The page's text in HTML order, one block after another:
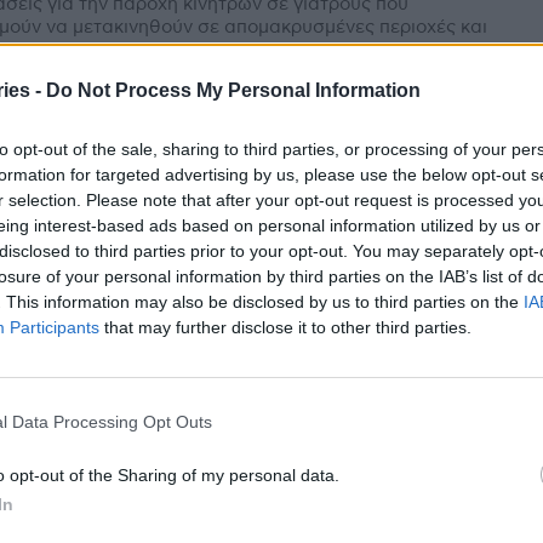
- Do Not Process My Personal Information
opt-out of the sale, sharing to third parties, or processing of your
for targeted advertising by us, please use the below opt-out
selection. Please note that after your opt-out request is processed
interest-based ads based on personal information utilized by us
to third parties prior to your opt-out. You may separately
of your personal information by third parties on the IAB’s list of
This information may also be disclosed by us to third parties on the
Participants that may further disclose it to other third parties.
Data Processing Opt Outs
opt-out of the Sharing of my personal data.
για την παροχή κινήτρων σε γιατρούς που
να μετακινηθούν σε απομακρυσμένες περιοχές και
τις υγειονομικές μονάδες διατύπωσε στην
Βασίλη και o προβληματισμός του
29 Δεκεμβρίου 2023
όλων των Υπουργών Υγείας, ο Κοντοζαμάνης που
τη νέα του θέση και οι δραματικές
στις εγκρίσεις φαρμάκων. Μα τρία χρόνια
- 21 Ιουνίου 2023
και πρωτόγνωρη περίοδο της πανδημίας, φωτίζει
βιβλίο του, υπό τον τίτλο «Επίκαιρη ερώτηση: Πανδημία»,
Αναπληρωτής Υπουργός Yγείας, κ....